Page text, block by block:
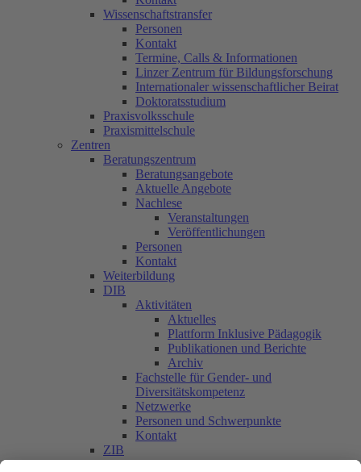
Wissenschaftstransfer
Personen
Kontakt
Termine, Calls & Informationen
Linzer Zentrum für Bildungsforschung
Internationaler wissenschaftlicher Beirat
Doktoratsstudium
Praxisvolksschule
Praxismittelschule
Zentren
Beratungszentrum
Beratungsangebote
Aktuelle Angebote
Nachlese
Veranstaltungen
Veröffentlichungen
Personen
Kontakt
Weiterbildung
DIB
Aktivitäten
Aktuelles
Plattform Inklusive Pädagogik
Publikationen und Berichte
Archiv
Fachstelle für Gender- und
Diversitätskompetenz
Netzwerke
Personen und Schwerpunkte
Kontakt
ZIB
Päd. Praktische Studien